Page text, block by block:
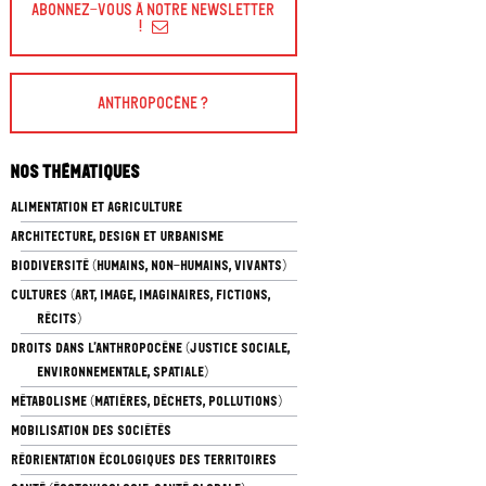
Abonnez-vous à Notre Newsletter
!
Anthropocène ?
Nos thématiques
ALIMENTATION ET AGRICULTURE
ARCHITECTURE, DESIGN ET URBANISME
BIODIVERSITÉ (HUMAINS, NON-HUMAINS, VIVANTS)
CULTURES (ART, IMAGE, IMAGINAIRES, FICTIONS,
RÉCITS)
DROITS DANS L’ANTHROPOCÈNE (JUSTICE SOCIALE,
ENVIRONNEMENTALE, SPATIALE)
MÉTABOLISME (MATIÈRES, DÉCHETS, POLLUTIONS)
MOBILISATION DES SOCIÉTÉS
RÉORIENTATION ÉCOLOGIQUES DES TERRITOIRES